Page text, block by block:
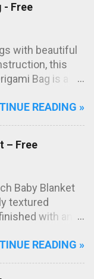
- Free
with beautiful
this
Bag is a
, the bag is
rectangle
sewn to create
result is a
a striking
READING »
– Free
Baby Blanket
textured
with an
shade, this
look that
READING »